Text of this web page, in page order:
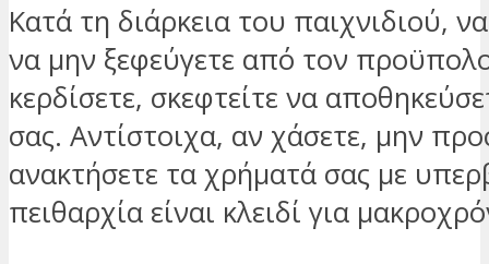
Κατά τη διάρκεια του παιχνιδιού,
να μην ξεφεύγετε από τον
κερδίσετε, σκεφτείτε να
σας. Αντίστοιχα, αν χάσετε, μην
ανακτήσετε τα χρήματά σας με
πειθαρχία είναι κλειδί για